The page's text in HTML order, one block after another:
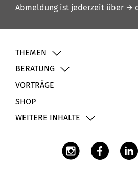
Abmeldung ist jederzeit über →
THEMEN
BERATUNG
VORTRÄGE
SHOP
WEITERE INHALTE